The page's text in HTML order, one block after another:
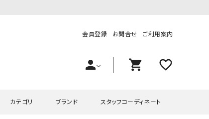
会員登録 お問合せ ご利用案内
person shopping_cart favorite_outline
カテゴリ ブランド スタッフコーディネート